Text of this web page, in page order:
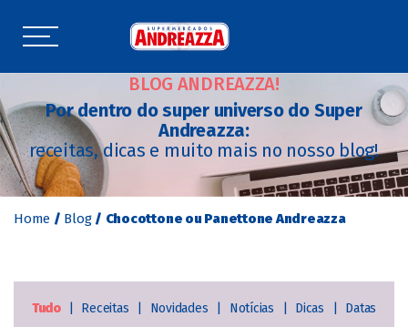
BLOG ANDREAZZA!
Por dentro do super universo do Super
Andreazza:
receitas, dicas e muito mais no nosso blog!
Home / Blog / Chocottone ou Panettone Andreazza
Tudo Receitas Novidades Notícias Dicas
Datas